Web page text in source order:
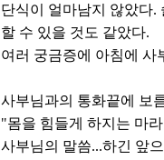
단식이 얼마남지 않았다.
할 수 있을 것도 같았다.
여러 궁금증에 아침에 사
사부님과의 통화끝에 보
"몸을 힘들게 하지는 마
사부님의 말씀...하긴 앞